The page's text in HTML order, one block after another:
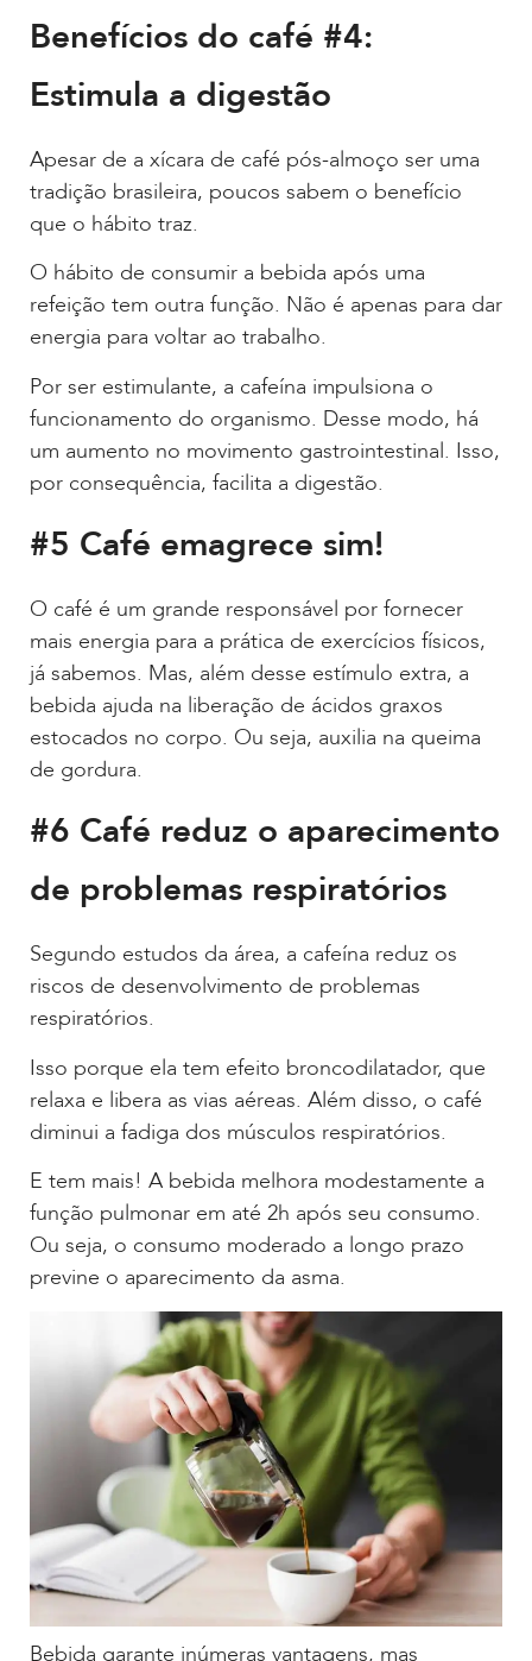
Benefícios do café #4:
Estimula a digestão
Apesar de a xícara de café pós-almoço ser uma
tradição brasileira, poucos sabem o benefício
que o hábito traz.
O hábito de consumir a bebida após uma
refeição tem outra função. Não é apenas para dar
energia para voltar ao trabalho.
Por ser estimulante, a cafeína impulsiona o
funcionamento do organismo. Desse modo, há
um aumento no movimento gastrointestinal. Isso,
por consequência, facilita a digestão.
#5 Café emagrece sim!
O café é um grande responsável por fornecer
mais energia para a prática de exercícios físicos,
já sabemos. Mas, além desse estímulo extra, a
bebida ajuda na liberação de ácidos graxos
estocados no corpo. Ou seja, auxilia na queima
de gordura.
#6 Café reduz o aparecimento
de problemas respiratórios
Segundo estudos da área, a cafeína reduz os
riscos de desenvolvimento de problemas
respiratórios.
Isso porque ela tem efeito broncodilatador, que
relaxa e libera as vias aéreas. Além disso, o café
diminui a fadiga dos músculos respiratórios.
E tem mais! A bebida melhora modestamente a
função pulmonar em até 2h após seu consumo.
Ou seja, o consumo moderado a longo prazo
previne o aparecimento da asma.
Bebida garante inúmeras vantagens, mas